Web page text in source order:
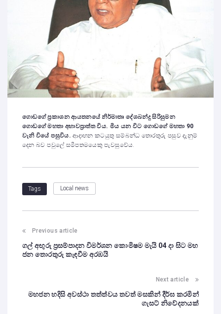
ගොඩගේ ප්‍රකාශන ආයතනයේ නිර්මාතෘ දේශබන්දු සිරිසුමන
ගොඩගේ මහතා අභාවප්‍රාත්ත විය. මිය යන විට ගොඩගේ මහතා 90
වැනි වියේ පසුවිය.ආදාහන කටයුතු සම්බන්ධ තොරතුරු පසුව දැනුම්
දෙන බව පවුලේ සමීපතමයෙකු පැවසුවේය.
Tags Local news
Previous article
ගල් අඟුරු ප්‍රසම්පාදන විමර්ශන කොමිෂම මැයි 04 දා සිට මහ
ජන තොරතුරු කැඳවීම අරඹයි
Next article
මහජන හදිසි අවස්ථා තත්ත්වය තවත් මසකින් දීර්ඝ කරමින්
ගැසට් නිවේදනයක්